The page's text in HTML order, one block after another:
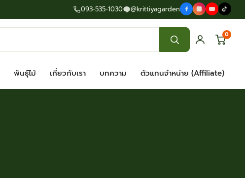
093-535-1030 @krittiyagarden
0
พันธุ์ไม้ เกี่ยวกับเรา บทความ ตัวแทนจำหน่าย (Affiliate)